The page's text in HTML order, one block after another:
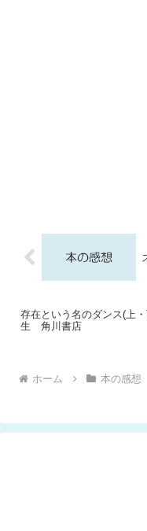
存在という名のダンス(上
生 角川書店
ホーム 本の感想